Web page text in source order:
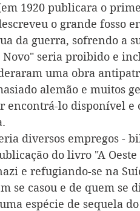
1920 publicara o
o grande fosso
da guerra, sofrendo a
Novo" seria proibido e
uma obra
alemão e muitos
encontrá-lo disponível e
diversos empregos -
do livro "A
e refugiando-se na
se casou e de quem se
espécie de sequela